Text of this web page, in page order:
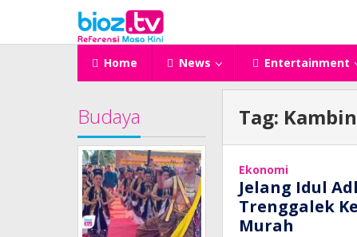
konten
Home News Entertainment
Budaya Tag:
Ekonomi
Jelang Idul
Trenggalek
Murah